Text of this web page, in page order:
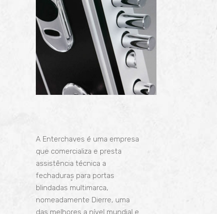
A Enterchaves é uma empresa
que comercializa e presta
assistência técnica a
fechaduras para portas
blindadas multimarca,
nomeadamente Dierre, uma
das melhores a nível mundial e